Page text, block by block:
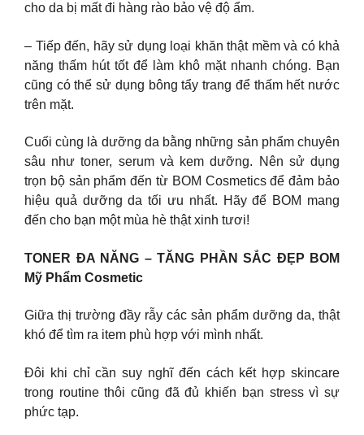
cho da bị mất đi hàng rào bảo vệ độ ẩm.
– Tiếp đến, hãy sử dụng loại khăn thật mềm và có khả
năng thấm hút tốt để làm khô mặt nhanh chóng. Bạn
cũng có thể sử dụng bông tẩy trang để thấm hết nước
trên mặt.
Cuối cùng là dưỡng da bằng những sản phẩm chuyên
sâu như toner, serum và kem dưỡng. Nên sử dụng
trọn bộ sản phẩm đến từ BOM Cosmetics để đảm bảo
hiệu quả dưỡng da tối ưu nhất. Hãy để BOM mang
đến cho bạn một mùa hè thật xinh tươi!
TONER ĐA NĂNG – TĂNG PHẦN SẮC ĐẸP BOM
Mỹ Phẩm Cosmetic
Giữa thị trường đầy rẫy các sản phẩm dưỡng da, thật
khó để tìm ra item phù hợp với mình nhất.
Đôi khi chỉ cần suy nghĩ đến cách kết hợp skincare
trong routine thôi cũng đã đủ khiến bạn stress vì sự
phức tạp.